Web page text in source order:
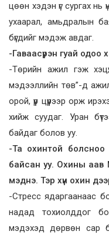
цөөн хэдэн үг сургах нь
ухаарал, амьдралын
бүгдийг мэдэж авдаг.
-Гаваасүрэн гуай
-Төрийн ажил гэж
мэдээллийн төв”-д
орой, үүр цүүрээр орж
хийж суудаг. Уран
байдаг болов уу.
-Та охинтой болсноо
байсан уу. Охины аав
мэднэ. Тэр хүн охин
-Стресс ядаргаанаас
надад тохиолддог
мэдэхэд дөрвөн cap